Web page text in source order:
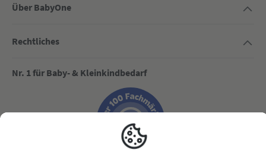
Über BabyOne
Rechtliches
Nr. 1 für Baby- & Kleinkindbedarf